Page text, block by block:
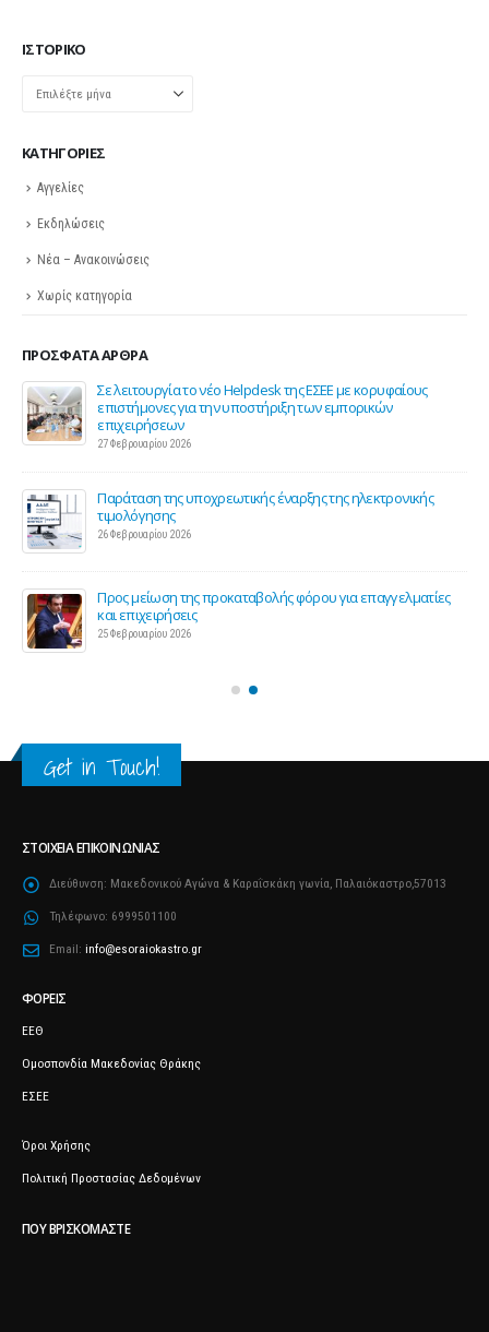
ΙΣΤΟΡΙΚΌ
Ιστορικό
KΑΤΗΓΟΡΊΕΣ
Αγγελίες
Εκδηλώσεις
Νέα – Ανακοινώσεις
Χωρίς κατηγορία
ΠΡΌΣΦΑΤΑ ΆΡΘΡΑ
Σε λειτουργία το νέο Helpdesk της ΕΣΕΕ με κορυφαίους
επιστήμονες για την υποστήριξη των εμπορικών
επιχειρήσεων
27 Φεβρουαρίου 2026
Παράταση της υποχρεωτικής έναρξης της ηλεκτρονικής
τιμολόγησης
26 Φεβρουαρίου 2026
Προς μείωση της προκαταβολής φόρου για επαγγελματίες
και επιχειρήσεις
25 Φεβρουαρίου 2026
Get in Touch!
ΣΤΟΙΧΕΊΑ ΕΠΙΚΟΙΝΩΝΊΑΣ
Διεύθυνση: Μακεδονικού Αγώνα & Καραΐσκάκη γωνία, Παλαιόκαστρο,57013
Τηλέφωνο: 6999501100
Email: info@esoraiokastro.gr
ΦΟΡΕΊΣ
ΕΕΘ
Ομοσπονδία Μακεδονίας Θράκης
ΕΣΕΕ
Όροι Χρήσης
Πολιτική Προστασίας Δεδομένων
ΠΟΥ ΒΡΙΣΚΌΜΑΣΤΕ